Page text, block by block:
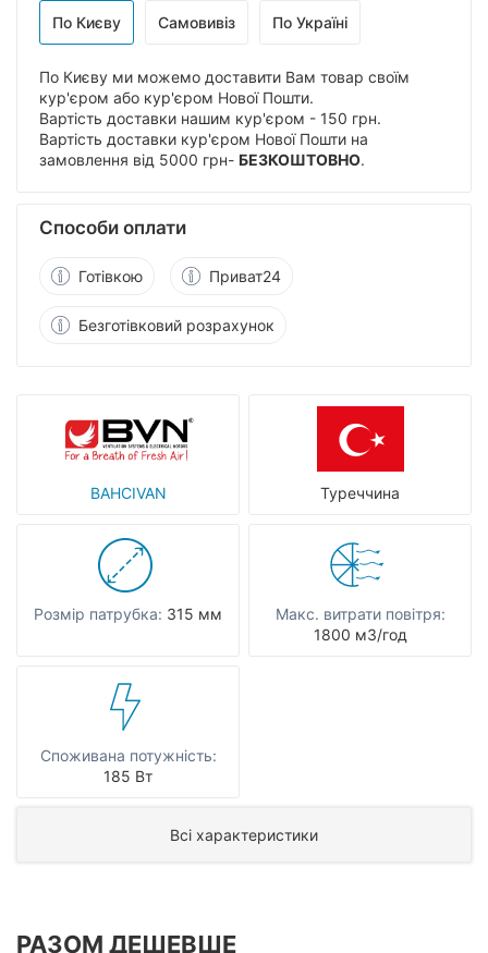
BAHCIVAN Туреччина
Розмір патрубка: 315 мм
Макс. витрати повітря:
1800 мЗ/год
Споживана потужність:
185 Вт
Всі характеристики
По Києву Самовивіз По Україні
По Києву ми можемо доставити Вам товар своїм
кур'єром або кур'єром Нової Пошти.
Вартість доставки нашим кур'єром - 150 грн.
Вартість доставки кур'єром Нової Пошти на
замовлення від 5000 грн- БЕЗКОШТОВНО.
Способи оплати
Готівкою Приват24
Безготівковий розрахунок
РАЗОМ ДЕШЕВШЕ